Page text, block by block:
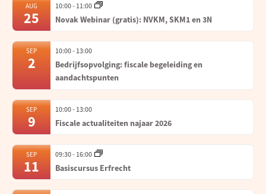
AUG
25
10:00- 11:00
Novak Webinar (gratis): NVKM, SKM1 en 3N
SEP
2
10:00- 13:00
Bedrijfsopvolging: fiscale begeleiding en
aandachtspunten
SEP
9
10:00- 13:00
Fiscale actualiteiten najaar 2026
SEP
11
09:30- 16:00
Basiscursus Erfrecht